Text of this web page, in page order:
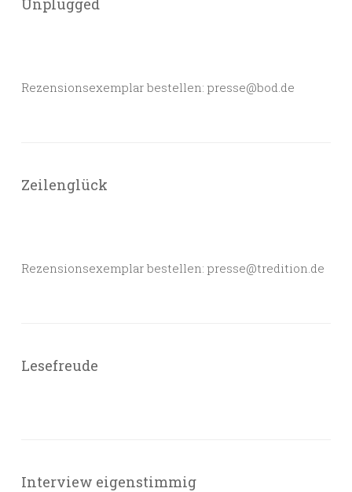
Unplugged
Rezensionsexemplar bestellen: presse@bod.de
Zeilenglück
Rezensionsexemplar bestellen: presse@tredition.de
Lesefreude
Interview eigenstimmig